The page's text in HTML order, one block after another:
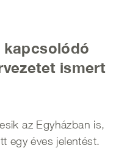
kapcsolódó
ismert
az Egyházban is,
egy éves jelentést.